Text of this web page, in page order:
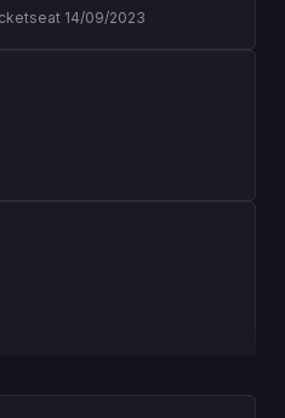
14/09/2023